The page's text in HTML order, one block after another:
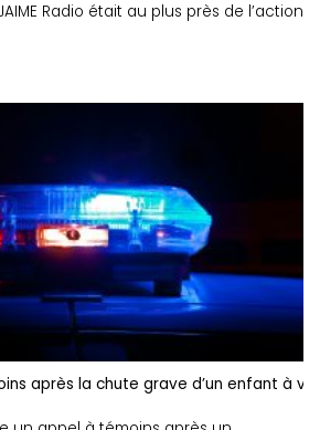
Radio était au plus près de l’action
après la chute grave d’un enfant à